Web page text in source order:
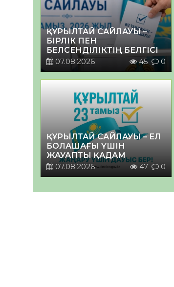
ҚҰРЫЛТАЙ САЙЛАУЫ –
БІРЛІК ПЕН
БЕЛСЕНДІЛІКТІҢ БЕЛГІСІ
07.08.2026
45 0
ҚҰРЫЛТАЙ САЙЛАУЫ – ЕЛ
БОЛАШАҒЫ ҮШІН
ЖАУАПТЫ ҚАДАМ
07.08.2026
47 0